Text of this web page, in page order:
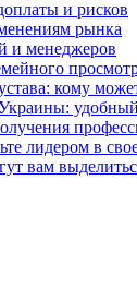
и рисков
рынка
и менеджеров
кому
лидером в
вам